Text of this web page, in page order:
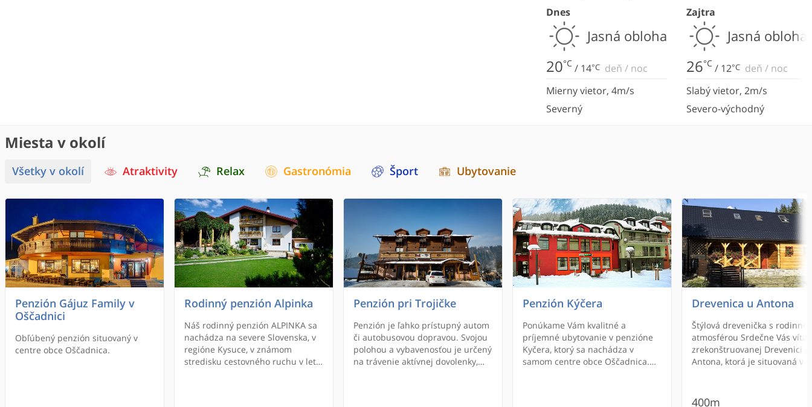
Dnes
Jasná obloha
20°C / 14°C deň / noc
Mierny vietor, 4m/s
Severný
Zajtra
Jasná obloha
26°C / 12°C deň / noc
Slabý vietor, 2m/s
Severo-východný
Miesta v okolí
Všetky v okolí Atraktivity Relax Gastronómia Šport Ubytovanie
Penzión Gájuz Family v
Oščadnici
Obľúbený penzión situovaný v
centre obce Oščadnica.
Rodinný penzión Alpinka
Náš rodinný penzión ALPINKA sa
nachádza na severe Slovenska, v
regióne Kysuce, v známom
stredisku cestovného ruchu v lete
Penzión pri Trojičke
Penzión je ľahko prístupný autom
či autobusovou dopravou. Svojou
polohou a vybavenosťou je určený
na trávenie aktívnej dovolenky,
Penzión Kýčera
Ponúkame Vám kvalitné a
príjemné ubytovanie v penzióne
Kyčera, ktorý sa nachádza v
samom centre obce Oščadnica.
Drevenica u Antona
Štýlová drevenička s
atmosférou Srdečne Vás
zrekonštruovanej Drevenici u
Antona, ktorá je situovaná v
prírode regiónu horných
400m